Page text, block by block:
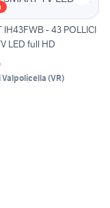
IH43FWB - 43 POLLICI
LED full HD
Valpolicella (VR)